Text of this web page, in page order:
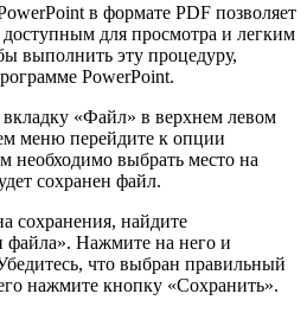
в формате PDF позволяет
доступным для просмотра и легким
выполнить эту процедуру,
PowerPoint.
«Файл» в верхнем левом
меню перейдите к опции
необходимо выбрать место на
сохранен файл.
сохранения, найдите
Нажмите на него и
что выбран правильный
нажмите кнопку «Сохранить».